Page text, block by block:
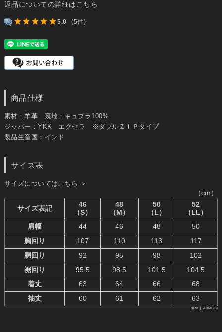
返品についての詳細はこちら
5.0 (5件)
商品仕様
素材：羊革 裏地：キュプラ100%
ジッパー：YKK エクセラ ※ダブルＺＩＰタイプ
製品生産国：インド
サイズ表
サイズについてはこちら ＞